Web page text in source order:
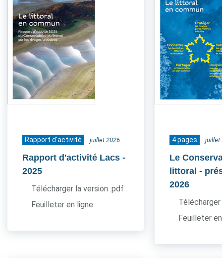
Rapport d'activité juillet 2026
Rapport d'activité Lacs -
2025
Télécharger la version .pdf
Feuilleter en ligne
4 pages juillet
Le
littoral -
2026
Feuilleter